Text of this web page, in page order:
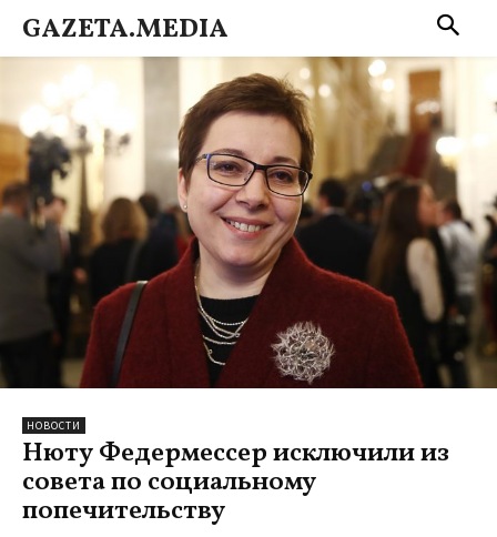
GAZETA.MEDIA
НОВОСТИ
Нюту Федермессер исключили из
совета по социальному
попечительству